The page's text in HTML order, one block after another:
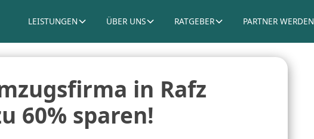
LEISTUNGEN ÜBER UNS RATGEBER PARTNER WERDEN
in Rafz
60% sparen!